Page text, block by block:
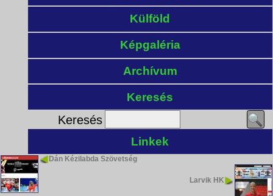
Külföld
Képgaléria
Archívum
Keresés
Keresés
Linkek
Dán Kézilabda Szövetség
Larvik HK